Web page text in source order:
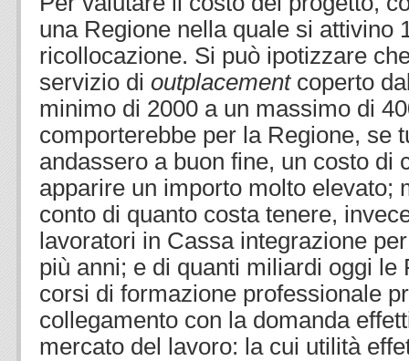
una Regione nella quale si attivino
ricollocazione. Si può ipotizzare
servizio di outplacementcoperto
minimo di 2000 a un massimo di
comporterebbe per la Regione, se
andassero a buon fine, un costo di
apparire un importo molto elevato;
conto di quanto costa tenere,
lavoratori in Cassa integrazione
più anni; e di quanti miliardi oggi le
corsi di formazione professionale
collegamento con la domanda
mercato del lavoro: la cui utilità